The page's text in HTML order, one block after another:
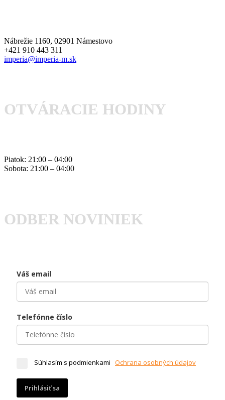
Nábrežie 1160, 02901 Námestovo
+421 910 443 311
imperia@imperia-m.sk
OTVÁRACIE HODINY
Piatok: 21:00 – 04:00
Sobota: 21:00 – 04:00
ODBER NOVINIEK
Váš email
Telefónne číslo
Súhlasím s podmienkami Ochrana osobných údajov
Prihlásiť sa